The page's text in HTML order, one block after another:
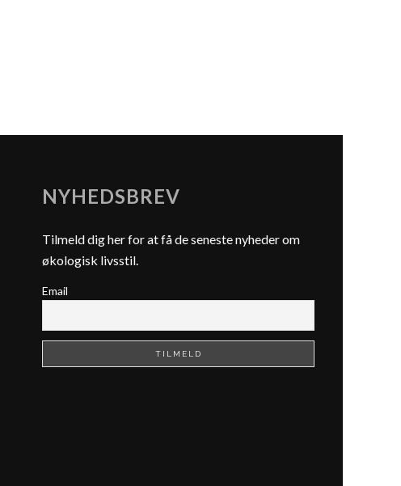
NYHEDSBREV
Tilmeld dig her for at få de seneste nyheder om
økologisk livsstil.
Email